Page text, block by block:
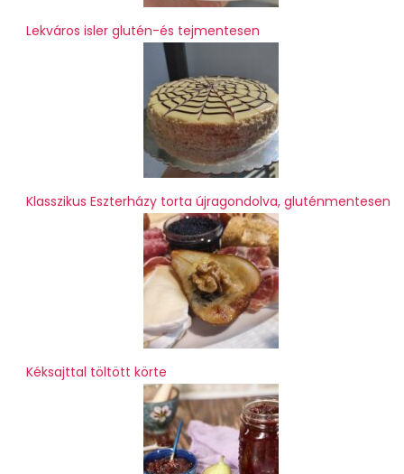
Lekváros isler glutén-és tejmentesen
Klasszikus Eszterházy torta újragondolva, gluténmentesen
Kéksajttal töltött körte